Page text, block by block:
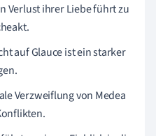
Verlust ihrer Liebe führt zu
auf Glauce ist ein starker
Verzweiflung von Medea